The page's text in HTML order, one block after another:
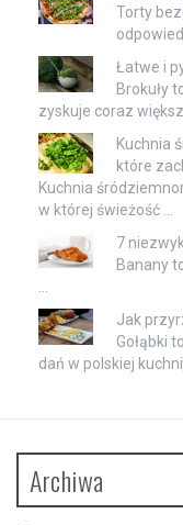
Torty
Łatwe i
Brokuły
zyskuje coraz
Kuchnia
które
Kuchnia
w której świeżość …
7
Banany
Jak
Gołąbki
dań w polskiej kuchni,
Archiwa